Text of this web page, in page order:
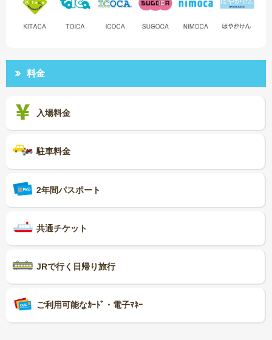
料金
入場料金
駐車料金
2年間パスポート
共通チケット
JRで行く日帰り旅行
ご利用可能なｶｰﾄﾞ・電子ﾏﾈｰ